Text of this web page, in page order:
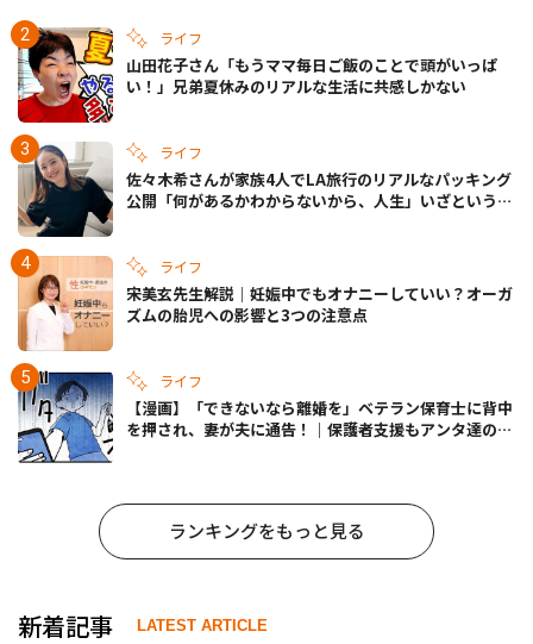
ライフ
山田花子さん「もうママ毎日ご飯のことで頭がいっぱ
い！」兄弟夏休みのリアルな生活に共感しかない
ライフ
佐々木希さんが家族4人でLA旅行のリアルなパッキング
公開「何があるかわからないから、人生」いざというと
ライフ
宋美玄先生解説｜妊娠中でもオナニーしていい？オーガ
ズムの胎児への影響と3つの注意点
ライフ
【漫画】「できないなら離婚を」ベテラン保育士に背中
を押され、妻が夫に通告！｜保護者支援もアンタ達の仕
ランキングをもっと見る
新着記事 LATEST ARTICLE